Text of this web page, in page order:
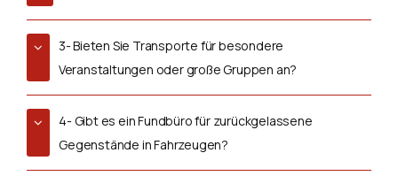
3- Bieten Sie Transporte für besondere
Veranstaltungen oder große Gruppen an?
4- Gibt es ein Fundbüro für zurückgelassene
Gegenstände in Fahrzeugen?